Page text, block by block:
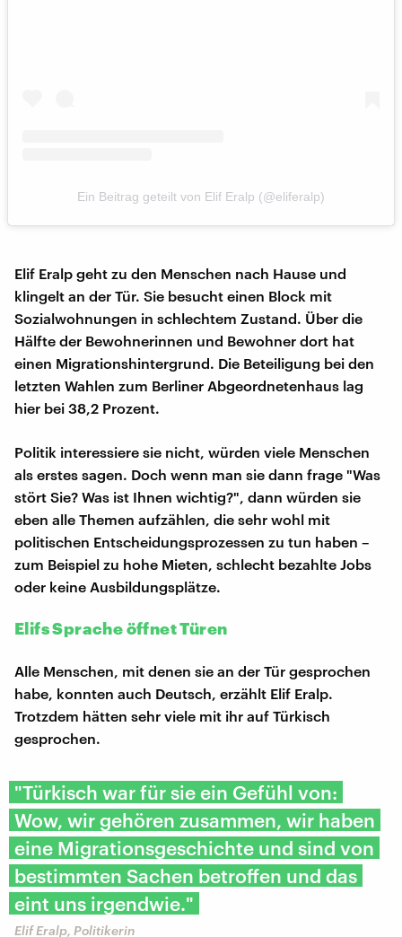
Ein Beitrag geteilt von Elif Eralp (@eliferalp)
Elif Eralp geht zu den Menschen nach Hause und
klingelt an der Tür. Sie besucht einen Block mit
Sozialwohnungen in schlechtem Zustand. Über die
Hälfte der Bewohnerinnen und Bewohner dort hat
einen Migrationshintergrund. Die Beteiligung bei den
letzten Wahlen zum Berliner Abgeordnetenhaus lag
hier bei 38,2 Prozent.
Politik interessiere sie nicht, würden viele Menschen
als erstes sagen. Doch wenn man sie dann frage "Was
stört Sie? Was ist Ihnen wichtig?", dann würden sie
eben alle Themen aufzählen, die sehr wohl mit
politischen Entscheidungsprozessen zu tun haben –
zum Beispiel zu hohe Mieten, schlecht bezahlte Jobs
oder keine Ausbildungsplätze.
Elifs Sprache öffnet Türen
Alle Menschen, mit denen sie an der Tür gesprochen
habe, konnten auch Deutsch, erzählt Elif Eralp.
Trotzdem hätten sehr viele mit ihr auf Türkisch
gesprochen.
"Türkisch war für sie ein Gefühl von:
Wow, wir gehören zusammen, wir haben
eine Migrationsgeschichte und sind von
bestimmten Sachen betroffen und das
eint uns irgendwie."
Elif Eralp, Politikerin